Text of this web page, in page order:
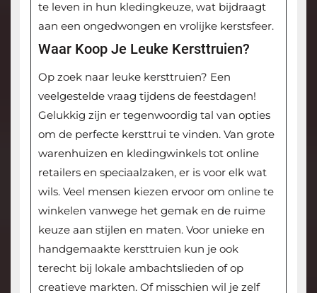
te leven in hun kledingkeuze, wat bijdraagt
aan een ongedwongen en vrolijke kerstsfeer.
Waar Koop Je Leuke Kersttruien?
Op zoek naar leuke kersttruien? Een
veelgestelde vraag tijdens de feestdagen!
Gelukkig zijn er tegenwoordig tal van opties
om de perfecte kersttrui te vinden. Van grote
warenhuizen en kledingwinkels tot online
retailers en speciaalzaken, er is voor elk wat
wils. Veel mensen kiezen ervoor om online te
winkelen vanwege het gemak en de ruime
keuze aan stijlen en maten. Voor unieke en
handgemaakte kersttruien kun je ook
terecht bij lokale ambachtslieden of op
creatieve markten. Of misschien wil je zelf